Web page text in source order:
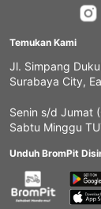
Temukan Kami
Jl. Simpang
Surabaya City,
Senin s/d Jumat
Sabtu Minggu
Unduh BromPit